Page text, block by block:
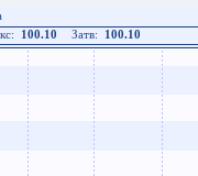
100.10 Затв: 100.10